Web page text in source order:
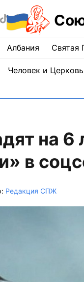
Албания Святая
Человек и Церковь
на 6
в
Редакция СПЖ